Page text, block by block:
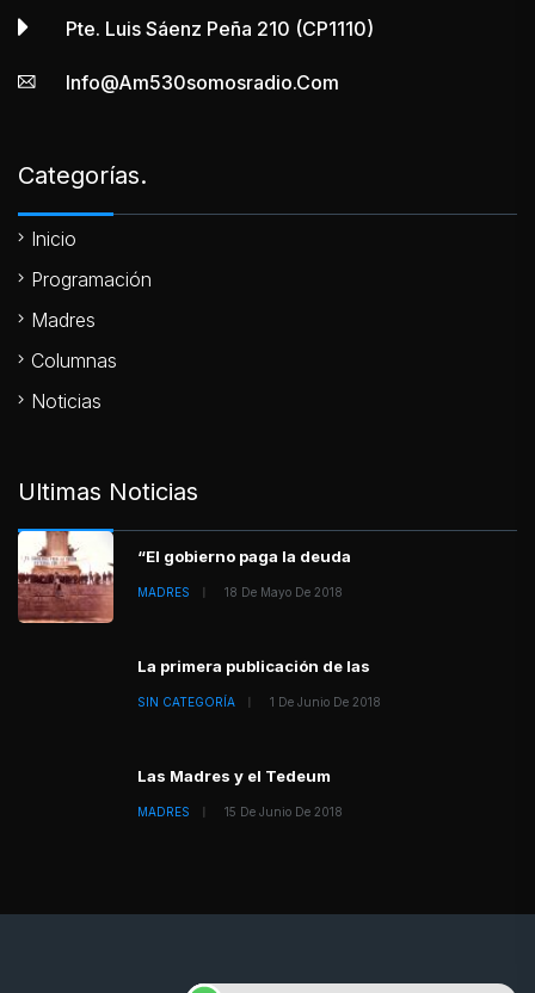
Pte. Luis Sáenz Peña 210 (CP1110)
Info@am530somosradio.com
Categorías.
Inicio
Programación
Madres
Columnas
Noticias
Ultimas Noticias
“El gobierno paga la deuda
MADRES 18 De Mayo De 2018
La primera publicación de las
SIN CATEGORÍA 1 De Junio De 2018
Las Madres y el Tedeum
MADRES 15 De Junio De 2018